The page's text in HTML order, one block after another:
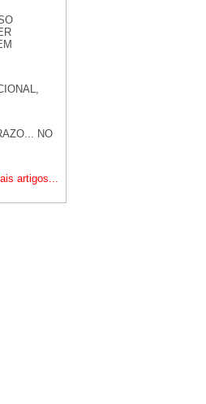
NO
artigos...